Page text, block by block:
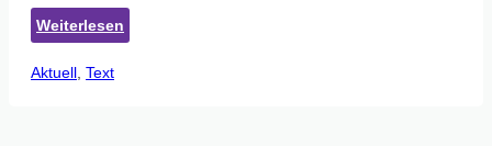
Weiterlesen
Thematic
Aktuell Text